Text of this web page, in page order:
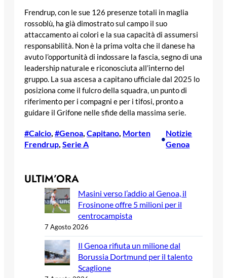
Frendrup, con le sue 126 presenze totali in maglia
rossoblù, ha già dimostrato sul campo il suo
attaccamento ai colori e la sua capacità di assumersi
responsabilità. Non è la prima volta che il danese ha
avuto l’opportunità di indossare la fascia, segno di una
leadership naturale e riconosciuta all’interno del
gruppo. La sua ascesa a capitano ufficiale dal 2025 lo
posiziona come il fulcro della squadra, un punto di
riferimento per i compagni e per i tifosi, pronto a
guidare il Grifone nelle sfide della massima serie.
#Calcio, #Genoa, Capitano, Morten
Frendrup, Serie A
•
Notizie
Genoa
ULTIM’ORA
Masini verso l’addio al Genoa, il
Frosinone offre 5 milioni per il
centrocampista
7 Agosto 2026
Il Genoa rifiuta un milione dal
Borussia Dortmund per il talento
Scaglione